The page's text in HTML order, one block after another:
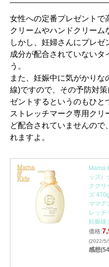
女性への定番プレゼントで
クリームやハンドクリーム
しかし、妊婦さんにプレ
成分が配合されていないタ
う。
また、妊娠中に気がかり
線)ですので、その予防対
ゼントするというのもひと
ストレッチマーク専用クリ
ど配合されていませんので
れますよ。
Mama
ッズ）
ククリ
ズ
ママア
レッチ
妊娠線
価格:
(2022/5/
感想